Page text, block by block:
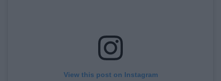
View this post on Instagram